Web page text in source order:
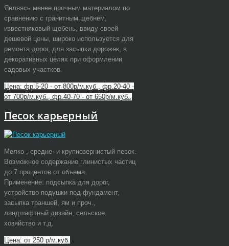
Являясь менее прочным материалом по
сравнению с гранитным щебнем,
известняковый щебень, ввиду своей
дешевой цены, широко используется для
ремонта дорог, для засыпки дорожек, в
декоративных целях при оформлении
садовых участков.
Цена: фр.5-20 - от 800р/м.куб., фр.20-40 -
от 700р/м.куб., фр.40-70 - от 650р/м.куб.,
Песок карьерный
Мелко-, средне- и крупнозернистый песок.
Возможное содержание глинистых частиц
до 7 процентов от объема.
Применение: подсыпка для дорог,
устройство подушки под фундамент,
засыпка траншей, ям и проч.,
ландшафтный дизайн, сельское
хозяйство и т.д.
Цена: от 250 р/м.куб.